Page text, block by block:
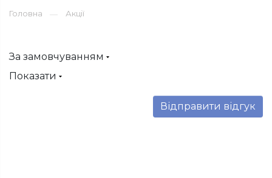
Головна — Акції
За замовчуванням
Показати
Відправити відгук